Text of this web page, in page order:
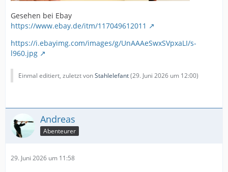
Gesehen bei Ebay
https://www.ebay.de/itm/117049612011
https://i.ebayimg.com/images/g/UnAAAeSwxSVpxaLI/s-
l960.jpg
Einmal editiert, zuletzt vonStahlelefant(29. Juni 2026 um 12:00)
Andreas
Abenteurer
29. Juni 2026 um 11:58